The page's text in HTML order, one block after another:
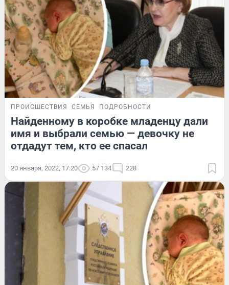
ПРОИСШЕСТВИЯ СЕМЬЯ ПОДРОБНОСТИ
Найденному в коробке младенцу дали
имя и выбрали семью — девочку не
отдадут тем, кто ее спасал
20 января, 2022, 17:20 57 134 228